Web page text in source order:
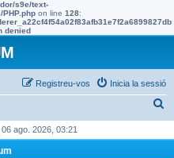
s9e/text-
on line 128:
denied
Inicia la sessió
Registreu-vos
ago. 2026, 03:21